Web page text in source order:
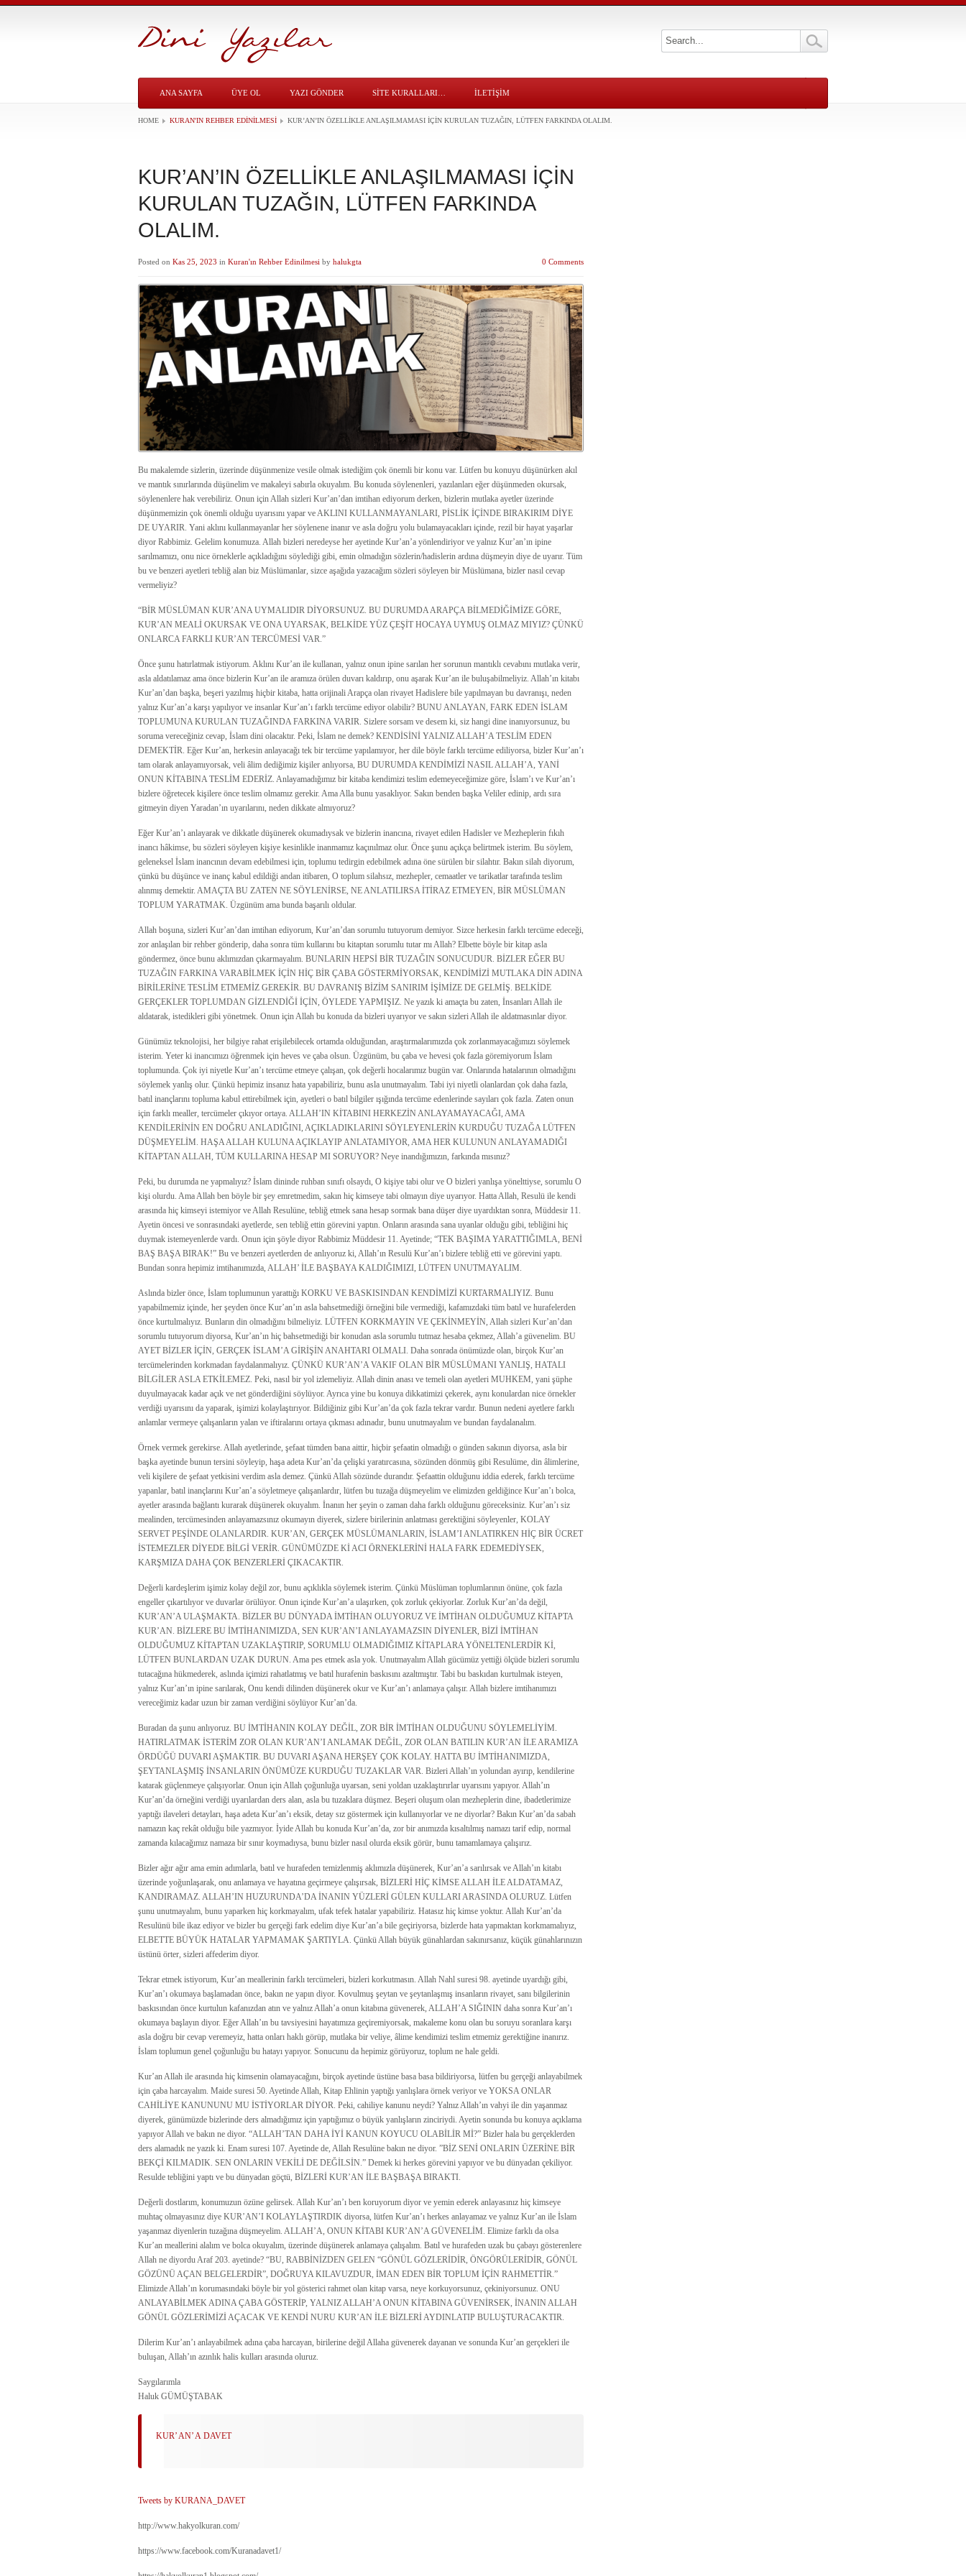
ANA SAYFA ÜYE OL YAZI GÖNDER SITE KURALLARI… İLETİŞİM
HOME KURAN'IN REHBER EDINILMESI KUR’AN’IN ÖZELLİKLE ANLAŞILMAMASI İÇİN KURULAN TUZAĞIN, LÜTFEN FARKINDA OLALIM.
KUR’AN’IN ÖZELLİKLE ANLAŞILMAMASI İÇİN
KURULAN TUZAĞIN, LÜTFEN FARKINDA
OLALIM.
Posted on Kas 25, 2023 in Kuran'ın Rehber Edinilmesi by halukgta 0 Comments
Bu makalemde sizlerin, üzerinde düşünmenize vesile olmak istediğim çok önemli bir konu var. Lütfen bu konuyu düşünürken akıl
ve mantık sınırlarında düşünelim ve makaleyi sabırla okuyalım. Bu konuda söylenenleri, yazılanları eğer düşünmeden okursak,
söylenenlere hak verebiliriz. Onun için Allah sizleri Kur’an’dan imtihan ediyorum derken, bizlerin mutlaka ayetler üzerinde
düşünmemizin çok önemli olduğu uyarısını yapar ve AKLINI KULLANMAYANLARI, PİSLİK İÇİNDE BIRAKIRIM DİYE
DE UYARIR. Yani aklını kullanmayanlar her söylenene inanır ve asla doğru yolu bulamayacakları içinde, rezil bir hayat yaşarlar
diyor Rabbimiz. Gelelim konumuza. Allah bizleri neredeyse her ayetinde Kur’an’a yönlendiriyor ve yalnız Kur’an’ın ipine
sarılmamızı, onu nice örneklerle açıkladığını söylediği gibi, emin olmadığın sözlerin/hadislerin ardına düşmeyin diye de uyarır. Tüm
bu ve benzeri ayetleri tebliğ alan biz Müslümanlar, sizce aşağıda yazacağım sözleri söyleyen bir Müslümana, bizler nasıl cevap
vermeliyiz?
“BİR MÜSLÜMAN KUR’ANA UYMALIDIR DİYORSUNUZ. BU DURUMDA ARAPÇA BİLMEDİĞİMİZE GÖRE,
KUR’AN MEALİ OKURSAK VE ONA UYARSAK, BELKİDE YÜZ ÇEŞİT HOCAYA UYMUŞ OLMAZ MIYIZ? ÇÜNKÜ
ONLARCA FARKLI KUR’AN TERCÜMESİ VAR.”
Önce şunu hatırlatmak istiyorum. Aklını Kur’an ile kullanan, yalnız onun ipine sarılan her sorunun mantıklı cevabını mutlaka verir,
asla aldatılamaz ama önce bizlerin Kur’an ile aramıza örülen duvarı kaldırıp, onu aşarak Kur’an ile buluşabilmeliyiz. Allah’ın kitabı
Kur’an’dan başka, beşeri yazılmış hiçbir kitaba, hatta orijinali Arapça olan rivayet Hadislere bile yapılmayan bu davranışı, neden
yalnız Kur’an’a karşı yapılıyor ve insanlar Kur’an’ı farklı tercüme ediyor olabilir? BUNU ANLAYAN, FARK EDEN İSLAM
TOPLUMUNA KURULAN TUZAĞINDA FARKINA VARIR. Sizlere sorsam ve desem ki, siz hangi dine inanıyorsunuz, bu
soruma vereceğiniz cevap, İslam dini olacaktır. Peki, İslam ne demek? KENDİSİNİ YALNIZ ALLAH’A TESLİM EDEN
DEMEKTİR. Eğer Kur’an, herkesin anlayacağı tek bir tercüme yapılamıyor, her dile böyle farklı tercüme ediliyorsa, bizler Kur’an’ı
tam olarak anlayamıyorsak, veli âlim dediğimiz kişiler anlıyorsa, BU DURUMDA KENDİMİZİ NASIL ALLAH’A, YANİ
ONUN KİTABINA TESLİM EDERİZ. Anlayamadığımız bir kitaba kendimizi teslim edemeyeceğimize göre, İslam’ı ve Kur’an’ı
bizlere öğretecek kişilere önce teslim olmamız gerekir. Ama Alla bunu yasaklıyor. Sakın benden başka Veliler edinip, ardı sıra
gitmeyin diyen Yaradan’ın uyarılarını, neden dikkate almıyoruz?
Eğer Kur’an’ı anlayarak ve dikkatle düşünerek okumadıysak ve bizlerin inancına, rivayet edilen Hadisler ve Mezheplerin fıkıh
inancı hâkimse, bu sözleri söyleyen kişiye kesinlikle inanmamız kaçınılmaz olur. Önce şunu açıkça belirtmek isterim. Bu söylem,
geleneksel İslam inancının devam edebilmesi için, toplumu tedirgin edebilmek adına öne sürülen bir silahtır. Bakın silah diyorum,
çünkü bu düşünce ve inanç kabul edildiği andan itibaren, O toplum silahsız, mezhepler, cemaatler ve tarikatlar tarafında teslim
alınmış demektir. AMAÇTA BU ZATEN NE SÖYLENİRSE, NE ANLATILIRSA İTİRAZ ETMEYEN, BİR MÜSLÜMAN
TOPLUM YARATMAK. Üzgünüm ama bunda başarılı oldular.
Allah boşuna, sizleri Kur’an’dan imtihan ediyorum, Kur’an’dan sorumlu tutuyorum demiyor. Sizce herkesin farklı tercüme edeceği,
zor anlaşılan bir rehber gönderip, daha sonra tüm kullarını bu kitaptan sorumlu tutar mı Allah? Elbette böyle bir kitap asla
göndermez, önce bunu aklımızdan çıkarmayalım. BUNLARIN HEPSİ BİR TUZAĞIN SONUCUDUR. BİZLER EĞER BU
TUZAĞIN FARKINA VARABİLMEK İÇİN HİÇ BİR ÇABA GÖSTERMİYORSAK, KENDİMİZİ MUTLAKA DİN ADINA
BİRİLERİNE TESLİM ETMEMİZ GEREKİR. BU DAVRANIŞ BİZİM SANIRIM İŞİMİZE DE GELMİŞ. BELKİDE
GERÇEKLER TOPLUMDAN GİZLENDİĞİ İÇİN, ÖYLEDE YAPMIŞIZ. Ne yazık ki amaçta bu zaten, İnsanları Allah ile
aldatarak, istedikleri gibi yönetmek. Onun için Allah bu konuda da bizleri uyarıyor ve sakın sizleri Allah ile aldatmasınlar diyor.
Günümüz teknolojisi, her bilgiye rahat erişilebilecek ortamda olduğundan, araştırmalarımızda çok zorlanmayacağımızı söylemek
isterim. Yeter ki inancımızı öğrenmek için heves ve çaba olsun. Üzgünüm, bu çaba ve hevesi çok fazla göremiyorum İslam
toplumunda. Çok iyi niyetle Kur’an’ı tercüme etmeye çalışan, çok değerli hocalarımız bugün var. Onlarında hatalarının olmadığını
söylemek yanlış olur. Çünkü hepimiz insanız hata yapabiliriz, bunu asla unutmayalım. Tabi iyi niyetli olanlardan çok daha fazla,
batıl inançlarını topluma kabul ettirebilmek için, ayetleri o batıl bilgiler ışığında tercüme edenlerinde sayıları çok fazla. Zaten onun
için farklı mealler, tercümeler çıkıyor ortaya. ALLAH’IN KİTABINI HERKEZİN ANLAYAMAYACAĞI, AMA
KENDİLERİNİN EN DOĞRU ANLADIĞINI, AÇIKLADIKLARINI SÖYLEYENLERİN KURDUĞU TUZAĞA LÜTFEN
DÜŞMEYELİM. HAŞA ALLAH KULUNA AÇIKLAYIP ANLATAMIYOR, AMA HER KULUNUN ANLAYAMADIĞI
KİTAPTAN ALLAH, TÜM KULLARINA HESAP MI SORUYOR? Neye inandığımızın, farkında mısınız?
Peki, bu durumda ne yapmalıyız? İslam dininde ruhban sınıfı olsaydı, O kişiye tabi olur ve O bizleri yanlışa yönelttiyse, sorumlu O
kişi olurdu. Ama Allah ben böyle bir şey emretmedim, sakın hiç kimseye tabi olmayın diye uyarıyor. Hatta Allah, Resulü ile kendi
arasında hiç kimseyi istemiyor ve Allah Resulüne, tebliğ etmek sana hesap sormak bana düşer diye uyardıktan sonra, Müddesir 11.
Ayetin öncesi ve sonrasındaki ayetlerde, sen tebliğ ettin görevini yaptın. Onların arasında sana uyanlar olduğu gibi, tebliğini hiç
duymak istemeyenlerde vardı. Onun için şöyle diyor Rabbimiz Müddesir 11. Ayetinde; “TEK BAŞIMA YARATTIĞIMLA, BENİ
BAŞ BAŞA BIRAK!” Bu ve benzeri ayetlerden de anlıyoruz ki, Allah’ın Resulü Kur’an’ı bizlere tebliğ etti ve görevini yaptı.
Bundan sonra hepimiz imtihanımızda, ALLAH’ İLE BAŞBAYA KALDIĞIMIZI, LÜTFEN UNUTMAYALIM.
Aslında bizler önce, İslam toplumunun yarattığı KORKU VE BASKISINDAN KENDİMİZİ KURTARMALIYIZ. Bunu
yapabilmemiz içinde, her şeyden önce Kur’an’ın asla bahsetmediği örneğini bile vermediği, kafamızdaki tüm batıl ve hurafelerden
önce kurtulmalıyız. Bunların din olmadığını bilmeliyiz. LÜTFEN KORKMAYIN VE ÇEKİNMEYİN, Allah sizleri Kur’an’dan
sorumlu tutuyorum diyorsa, Kur’an’ın hiç bahsetmediği bir konudan asla sorumlu tutmaz hesaba çekmez, Allah’a güvenelim. BU
AYET BİZLER İÇİN, GERÇEK İSLAM’A GİRİŞİN ANAHTARI OLMALI. Daha sonrada önümüzde olan, birçok Kur’an
tercümelerinden korkmadan faydalanmalıyız. ÇÜNKÜ KUR’AN’A VAKIF OLAN BİR MÜSLÜMANI YANLIŞ, HATALI
BİLGİLER ASLA ETKİLEMEZ. Peki, nasıl bir yol izlemeliyiz. Allah dinin anası ve temeli olan ayetleri MUHKEM, yani şüphe
duyulmayacak kadar açık ve net gönderdiğini söylüyor. Ayrıca yine bu konuya dikkatimizi çekerek, aynı konulardan nice örnekler
verdiği uyarısını da yaparak, işimizi kolaylaştırıyor. Bildiğiniz gibi Kur’an’da çok fazla tekrar vardır. Bunun nedeni ayetlere farklı
anlamlar vermeye çalışanların yalan ve iftiralarını ortaya çıkması adınadır, bunu unutmayalım ve bundan faydalanalım.
Örnek vermek gerekirse. Allah ayetlerinde, şefaat tümden bana aittir, hiçbir şefaatin olmadığı o günden sakının diyorsa, asla bir
başka ayetinde bunun tersini söyleyip, haşa adeta Kur’an’da çelişki yaratırcasına, sözünden dönmüş gibi Resulüme, din âlimlerine,
veli kişilere de şefaat yetkisini verdim asla demez. Çünkü Allah sözünde durandır. Şefaattin olduğunu iddia ederek, farklı tercüme
yapanlar, batıl inançlarını Kur’an’a söyletmeye çalışanlardır, lütfen bu tuzağa düşmeyelim ve elimizden geldiğince Kur’an’ı bolca,
ayetler arasında bağlantı kurarak düşünerek okuyalım. İnanın her şeyin o zaman daha farklı olduğunu göreceksiniz. Kur’an’ı siz
mealinden, tercümesinden anlayamazsınız okumayın diyerek, sizlere birilerinin anlatması gerektiğini söyleyenler, KOLAY
SERVET PEŞİNDE OLANLARDIR. KUR’AN, GERÇEK MÜSLÜMANLARIN, İSLAM’I ANLATIRKEN HİÇ BİR ÜCRET
İSTEMEZLER DİYEDE BİLGİ VERİR. GÜNÜMÜZDE Kİ ACI ÖRNEKLERİNİ HALA FARK EDEMEDİYSEK,
KARŞMIZA DAHA ÇOK BENZERLERİ ÇIKACAKTIR.
Değerli kardeşlerim işimiz kolay değil zor, bunu açıklıkla söylemek isterim. Çünkü Müslüman toplumlarının önüne, çok fazla
engeller çıkartılıyor ve duvarlar örülüyor. Onun içinde Kur’an’a ulaşırken, çok zorluk çekiyorlar. Zorluk Kur’an’da değil,
KUR’AN’A ULAŞMAKTA. BİZLER BU DÜNYADA İMTİHAN OLUYORUZ VE İMTİHAN OLDUĞUMUZ KİTAPTA
KUR’AN. BİZLERE BU İMTİHANIMIZDA, SEN KUR’AN’I ANLAYAMAZSIN DİYENLER, BİZİ İMTİHAN
OLDUĞUMUZ KİTAPTAN UZAKLAŞTIRIP, SORUMLU OLMADIĞIMIZ KİTAPLARA YÖNELTENLERDİR Kİ,
LÜTFEN BUNLARDAN UZAK DURUN. Ama pes etmek asla yok. Unutmayalım Allah gücümüz yettiği ölçüde bizleri sorumlu
tutacağına hükmederek, aslında içimizi rahatlatmış ve batıl hurafenin baskısını azaltmıştır. Tabi bu baskıdan kurtulmak isteyen,
yalnız Kur’an’ın ipine sarılarak, Onu kendi dilinden düşünerek okur ve Kur’an’ı anlamaya çalışır. Allah bizlere imtihanımızı
vereceğimiz kadar uzun bir zaman verdiğini söylüyor Kur’an’da.
Buradan da şunu anlıyoruz. BU İMTİHANIN KOLAY DEĞİL, ZOR BİR İMTİHAN OLDUĞUNU SÖYLEMELİYİM.
HATIRLATMAK İSTERİM ZOR OLAN KUR’AN’I ANLAMAK DEĞİL, ZOR OLAN BATILIN KUR’AN İLE ARAMIZA
ÖRDÜĞÜ DUVARI AŞMAKTIR. BU DUVARI AŞANA HERŞEY ÇOK KOLAY. HATTA BU İMTİHANIMIZDA,
ŞEYTANLAŞMIŞ İNSANLARIN ÖNÜMÜZE KURDUĞU TUZAKLAR VAR. Bizleri Allah’ın yolundan ayırıp, kendilerine
katarak güçlenmeye çalışıyorlar. Onun için Allah çoğunluğa uyarsan, seni yoldan uzaklaştırırlar uyarısını yapıyor. Allah’ın
Kur’an’da örneğini verdiği uyarılardan ders alan, asla bu tuzaklara düşmez. Beşeri oluşum olan mezheplerin dine, ibadetlerimize
yaptığı ilaveleri detayları, haşa adeta Kur’an’ı eksik, detay sız göstermek için kullanıyorlar ve ne diyorlar? Bakın Kur’an’da sabah
namazın kaç rekât olduğu bile yazmıyor. İyide Allah bu konuda Kur’an’da, zor bir anımızda kısaltılmış namazı tarif edip, normal
zamanda kılacağımız namaza bir sınır koymadıysa, bunu bizler nasıl olurda eksik görür, bunu tamamlamaya çalışırız.
Bizler ağır ağır ama emin adımlarla, batıl ve hurafeden temizlenmiş aklımızla düşünerek, Kur’an’a sarılırsak ve Allah’ın kitabı
üzerinde yoğunlaşarak, onu anlamaya ve hayatına geçirmeye çalışırsak, BİZLERİ HİÇ KİMSE ALLAH İLE ALDATAMAZ,
KANDIRAMAZ. ALLAH’IN HUZURUNDA’DA İNANIN YÜZLERİ GÜLEN KULLARI ARASINDA OLURUZ. Lütfen
şunu unutmayalım, bunu yaparken hiç korkmayalım, ufak tefek hatalar yapabiliriz. Hatasız hiç kimse yoktur. Allah Kur’an’da
Resulünü bile ikaz ediyor ve bizler bu gerçeği fark edelim diye Kur’an’a bile geçiriyorsa, bizlerde hata yapmaktan korkmamalıyız,
ELBETTE BÜYÜK HATALAR YAPMAMAK ŞARTIYLA. Çünkü Allah büyük günahlardan sakınırsanız, küçük günahlarınızın
üstünü örter, sizleri affederim diyor.
Tekrar etmek istiyorum, Kur’an meallerinin farklı tercümeleri, bizleri korkutmasın. Allah Nahl suresi 98. ayetinde uyardığı gibi,
Kur’an’ı okumaya başlamadan önce, bakın ne yapın diyor. Kovulmuş şeytan ve şeytanlaşmış insanların rivayet, sanı bilgilerinin
baskısından önce kurtulun kafanızdan atın ve yalnız Allah’a onun kitabına güvenerek, ALLAH’A SIĞININ daha sonra Kur’an’ı
okumaya başlayın diyor. Eğer Allah’ın bu tavsiyesini hayatımıza geçiremiyorsak, makaleme konu olan bu soruyu soranlara karşı
asla doğru bir cevap veremeyiz, hatta onları haklı görüp, mutlaka bir veliye, âlime kendimizi teslim etmemiz gerektiğine inanırız.
İslam toplumun genel çoğunluğu bu hatayı yapıyor. Sonucunu da hepimiz görüyoruz, toplum ne hale geldi.
Kur’an Allah ile arasında hiç kimsenin olamayacağını, birçok ayetinde üstüne basa basa bildiriyorsa, lütfen bu gerçeği anlayabilmek
için çaba harcayalım. Maide suresi 50. Ayetinde Allah, Kitap Ehlinin yaptığı yanlışlara örnek veriyor ve YOKSA ONLAR
CAHİLİYE KANUNUNU MU İSTİYORLAR DİYOR. Peki, cahiliye kanunu neydi? Yalnız Allah’ın vahyi ile din yaşanmaz
diyerek, günümüzde bizlerinde ders almadığımız için yaptığımız o büyük yanlışların zinciriydi. Ayetin sonunda bu konuya açıklama
yapıyor Allah ve bakın ne diyor. “ALLAH’TAN DAHA İYİ KANUN KOYUCU OLABİLİR Mİ?” Bizler hala bu gerçeklerden
ders alamadık ne yazık ki. Enam suresi 107. Ayetinde de, Allah Resulüne bakın ne diyor. ”BİZ SENİ ONLARIN ÜZERİNE BİR
BEKÇİ KILMADIK. SEN ONLARIN VEKİLİ DE DEĞİLSİN.” Demek ki herkes görevini yapıyor ve bu dünyadan çekiliyor.
Resulde tebliğini yaptı ve bu dünyadan göçtü, BİZLERİ KUR’AN İLE BAŞBAŞA BIRAKTI.
Değerli dostlarım, konumuzun özüne gelirsek. Allah Kur’an’ı ben koruyorum diyor ve yemin ederek anlayasınız hiç kimseye
muhtaç olmayasınız diye KUR’AN’I KOLAYLAŞTIRDIK diyorsa, lütfen Kur’an’ı herkes anlayamaz ve yalnız Kur’an ile İslam
yaşanmaz diyenlerin tuzağına düşmeyelim. ALLAH’A, ONUN KİTABI KUR’AN’A GÜVENELİM. Elimize farklı da olsa
Kur’an meallerini alalım ve bolca okuyalım, üzerinde düşünerek anlamaya çalışalım. Batıl ve hurafeden uzak bu çabayı gösterenlere
Allah ne diyordu Araf 203. ayetinde? “BU, RABBİNİZDEN GELEN “GÖNÜL GÖZLERİDİR, ÖNGÖRÜLERİDİR, GÖNÜL
GÖZÜNÜ AÇAN BELGELERDİR”, DOĞRUYA KILAVUZDUR, İMAN EDEN BİR TOPLUM İÇİN RAHMETTİR.”
Elimizde Allah’ın korumasındaki böyle bir yol gösterici rahmet olan kitap varsa, neye korkuyorsunuz, çekiniyorsunuz. ONU
ANLAYABİLMEK ADINA ÇABA GÖSTERİP, YALNIZ ALLAH’A ONUN KİTABINA GÜVENİRSEK, İNANIN ALLAH
GÖNÜL GÖZLERİMİZİ AÇACAK VE KENDİ NURU KUR’AN İLE BİZLERİ AYDINLATIP BULUŞTURACAKTIR.
Dilerim Kur’an’ı anlayabilmek adına çaba harcayan, birilerine değil Allaha güvenerek dayanan ve sonunda Kur’an gerçekleri ile
buluşan, Allah’ın azınlık halis kulları arasında oluruz.
Saygılarımla
Haluk GÜMÜŞTABAK
KUR’ AN’ A DAVET
Tweets by KURANA_DAVET
http://www.hakyolkuran.com/
https://www.facebook.com/Kuranadavet1/